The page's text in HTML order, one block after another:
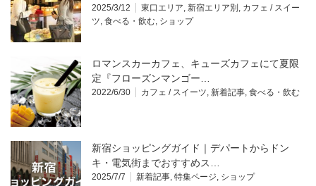
2025/3/12 東口エリア, 新宿エリア別, カフェ / スイー
ツ, 食べる・飲む, ショップ
ロマンスカーカフェ、キューズカフェにて夏限
定『フローズンマンゴー…
2022/6/30 カフェ / スイーツ, 新着記事, 食べる・飲む
新宿ショッピングガイド｜デパートからドン
キ・電気街までおすすめス…
2025/7/7 新着記事, 特集ページ, ショップ